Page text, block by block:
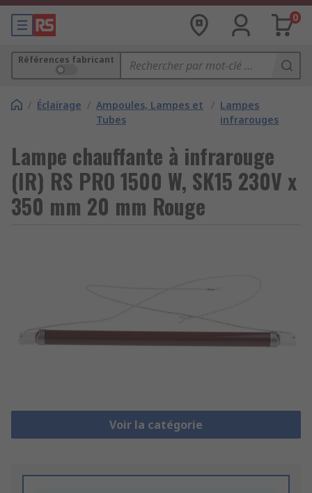
0
Références fabricant
/ Éclairage / Ampoules, Lampes et
Tubes
/ Lampes
infrarouges
Lampe chauffante à infrarouge
(IR) RS PRO 1500 W, SK15 230V x
350 mm 20 mm Rouge
Voir la catégorie